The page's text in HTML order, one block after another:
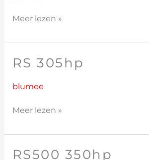
Meer lezen »
RS 305hp
blumee
RS
Meer lezen »
RS500 350hp
RS500